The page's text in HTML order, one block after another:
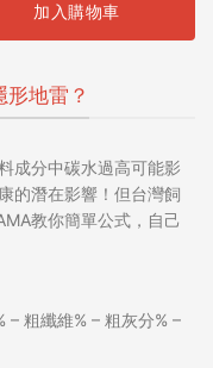
加入購物車
地雷？
成分中碳水過高可能影
的潛在影響 ！但台灣飼
教你簡單公式，自己
– 粗纖維% – 粗灰分% –